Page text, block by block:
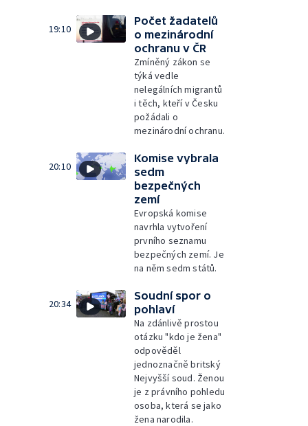
19:10
Počet žadatelů
o mezinárodní
ochranu v ČR
Zmíněný zákon se
týká vedle
nelegálních migrantů
i těch, kteří v Česku
požádali o
mezinárodní ochranu.
20:10
Komise vybrala
sedm
bezpečných
zemí
Evropská komise
navrhla vytvoření
prvního seznamu
bezpečných zemí. Je
na něm sedm států.
20:34
Soudní spor o
pohlaví
Na zdánlivě prostou
otázku "kdo je žena"
odpověděl
jednoznačně britský
Nejvyšší soud. Ženou
je z právního pohledu
osoba, která se jako
žena narodila.